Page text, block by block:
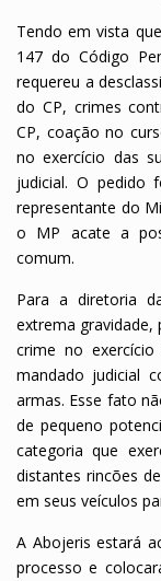
Tendo em vista
147 do Código
requereu a
do CP, crimes
CP, coação no
no exercício das
judicial. O pedido
representante do
o MP acate a
comum.
Para a diretoria
extrema gravidade,
crime no
mandado judicial
armas. Esse fato
de pequeno
categoria que
distantes rincões
em seus veículos
A Abojeris estará
processo e